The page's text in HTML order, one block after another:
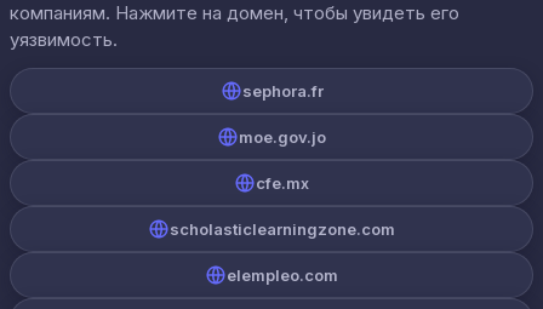
компаниям. Нажмите на домен, чтобы увидеть его
уязвимость.
sephora.fr
moe.gov.jo
cfe.mx
scholasticlearningzone.com
elempleo.com